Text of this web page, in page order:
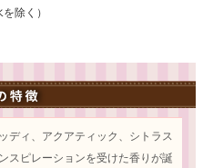
を除く）
ディ、アクアティック、シトラス
スピレーションを受けた香りが誕